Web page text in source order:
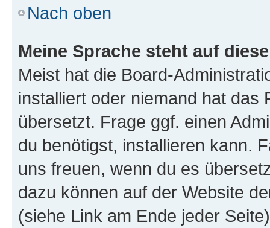
Nach oben
Meine Sprache steht auf
Meist hat die Board-
installiert oder niemand hat das
übersetzt. Frage ggf. einen
du benötigst, installieren kann.
uns freuen, wenn du es
dazu können auf der Website
(siehe Link am Ende jeder